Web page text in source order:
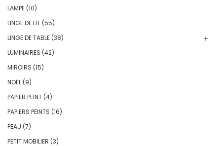
LAMPE (10)
LINGE DE LIT (55)
LINGE DE TABLE (38)
LUMINAIRES (42)
MIROIRS (15)
NOËL (9)
PAPIER PEINT (4)
PAPIERS PEINTS (16)
PEAU (7)
PETIT MOBILIER (3)